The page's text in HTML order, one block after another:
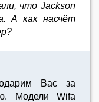
что Jackson
А как насчёт
Вас за
Модели Wifa